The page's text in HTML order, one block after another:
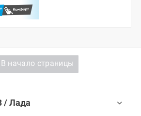
В начало страницы
/ Лада